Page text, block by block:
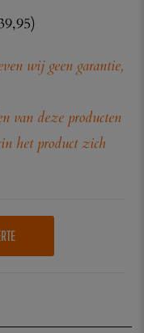
wij geen garantie,
van deze producten
het product zich